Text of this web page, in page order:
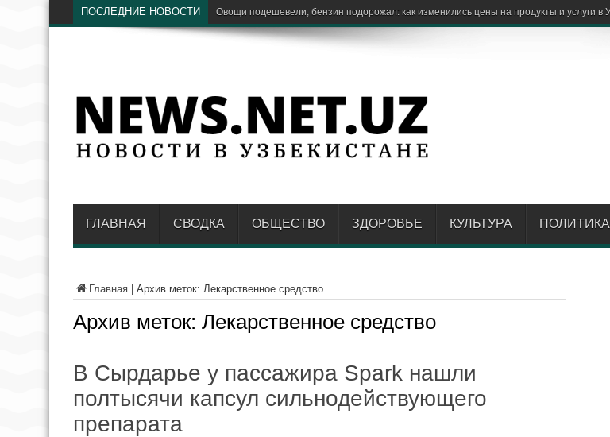
ПОСЛЕДНИЕ НОВОСТИ Ставки сумовых в
ГЛАВНАЯ СВОДКА ОБЩЕСТВО ЗДОРОВЬЕ КУЛЬТУРА ПОЛИТИКА
Главная Архив меток: Лекарственное средство
Архив меток: Лекарственное средство
В Сырдарье у пассажира Spark нашли
полтысячи капсул сильнодействующего
препарата